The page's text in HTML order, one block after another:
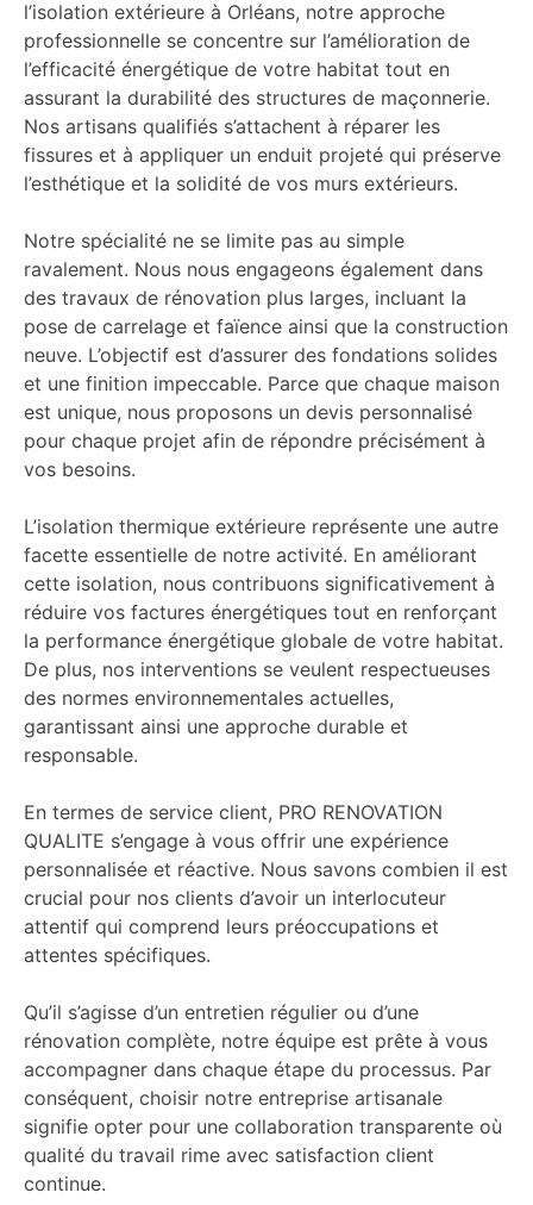
l’isolation extérieure à Orléans, notre approche
professionnelle se concentre sur l’amélioration de
l’efficacité énergétique de votre habitat tout en
assurant la durabilité des structures de maçonnerie.
Nos artisans qualifiés s’attachent à réparer les
fissures et à appliquer un enduit projeté qui préserve
l’esthétique et la solidité de vos murs extérieurs.
Notre spécialité ne se limite pas au simple
ravalement. Nous nous engageons également dans
des travaux de rénovation plus larges, incluant la
pose de carrelage et faïence ainsi que la construction
neuve. L’objectif est d’assurer des fondations solides
et une finition impeccable. Parce que chaque maison
est unique, nous proposons un devis personnalisé
pour chaque projet afin de répondre précisément à
vos besoins.
L’isolation thermique extérieure représente une autre
facette essentielle de notre activité. En améliorant
cette isolation, nous contribuons significativement à
réduire vos factures énergétiques tout en renforçant
la performance énergétique globale de votre habitat.
De plus, nos interventions se veulent respectueuses
des normes environnementales actuelles,
garantissant ainsi une approche durable et
responsable.
En termes de service client, PRO RENOVATION
QUALITE s’engage à vous offrir une expérience
personnalisée et réactive. Nous savons combien il est
crucial pour nos clients d’avoir un interlocuteur
attentif qui comprend leurs préoccupations et
attentes spécifiques.
Qu’il s’agisse d’un entretien régulier ou d’une
rénovation complète, notre équipe est prête à vous
accompagner dans chaque étape du processus. Par
conséquent, choisir notre entreprise artisanale
signifie opter pour une collaboration transparente où
qualité du travail rime avec satisfaction client
continue.